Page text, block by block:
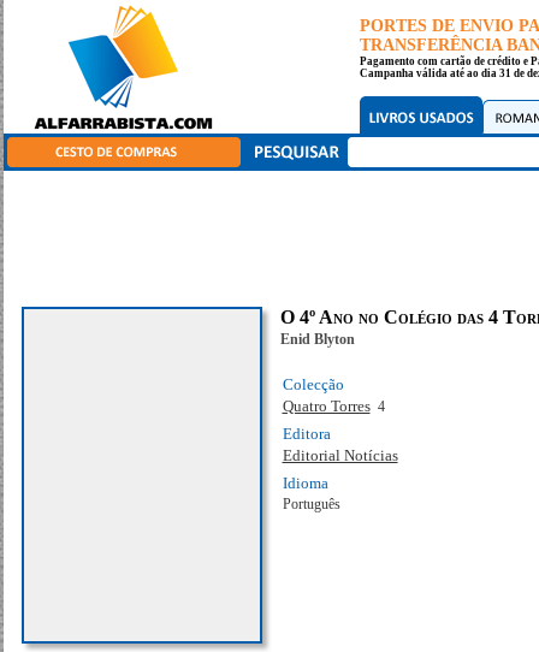
PORTES DE ENVIO
TRANSFERÊNCIA
Pagamento com cartão de crédito e
Campanha válida até ao dia 31 de
O 4º Ano no Colégio das 4
Enid Blyton
Colecção
Quatro Torres4
Editora
Editorial Notícias
Idioma
Português